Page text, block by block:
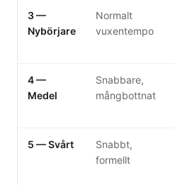
3 —
Nybörjare
Normalt
vuxentempo
4 —
Medel
Snabbare,
mångbottnat
5 — Svårt
Snabbt,
formellt